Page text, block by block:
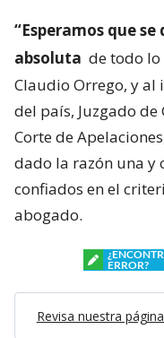
“Esperamos que se
absoluta de todo
Claudio Orrego, y
del país, Juzgado
Corte de
dado la razón una y
confiados en el
abogado.
ERROR?
Revisa nuestra